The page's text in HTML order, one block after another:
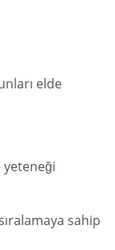
elde
sahip